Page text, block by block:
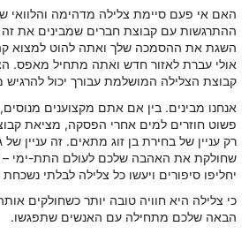
האם אי פעם סיימת צלילה מדהימה והלוואי
ההתרגשות עם קבוצת חברים שמבינים את
השגת את ההסמכה שלך ואתה להוט למצוא
אולי עברת לאזור חדש ואתה מתחיל מאפס.
קבוצת הצלילה המושלמת עבורך יכול
אנחנו מבינים. בין אם אתם מקצוענים
פשוט חוזרים למים אחרי הפסקה, מציאת
רק עניין של בחירת בן זוג מתאים. זה עניין של
שחולקת את האהבה שלכם לעולם התת-ימי –
יחליפו סיפורים ויעשו כל צלילה לבלתי נשכחת
כי צלילה היא חוויה טובה יותר כשחולקים
הבאה שלכם מתחילה עם האנשים שתפגשו.